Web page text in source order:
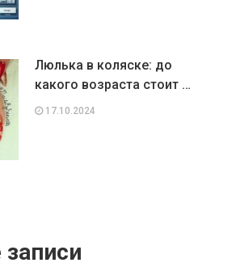
Люлька в коляске: до
какого возраста стоит …
17.10.2024